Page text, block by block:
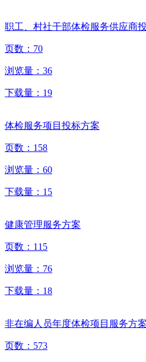
职工、村社干部体检服务供应商
页数： 70
浏览量： 36
下载量： 19
体检服务项目投标方案
页数： 158
浏览量： 60
下载量： 15
健康管理服务方案
页数： 115
浏览量： 76
下载量： 18
非在编人员年度体检项目服务方案
页数： 573